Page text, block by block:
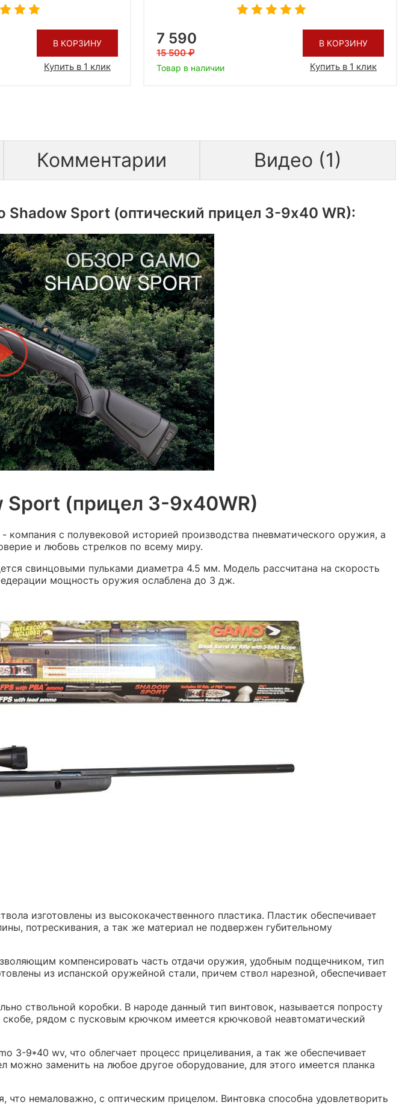
В КОРЗИНУ
Купить в 1 клик
7 590
15 500
Товар в наличии
В КОРЗИНУ
Купить в 1 клик
Комментарии Видео (1)
Shadow Sport (оптический прицел 3-9х40 WR):
Sport (прицел 3-9х40WR)
с полувековой историей производства пневматического оружия, а
и любовь стрелков по всему миру.
свинцовыми пульками диаметра 4.5 мм. Модель рассчитана на скорость
мощность оружия ослаблена до 3 дж.
изготовлены из высококачественного пластика. Пластик обеспечивает
потрескивания, а так же материал не подвержен губительному
компенсировать часть отдачи оружия, удобным подщечником, тип
из испанской оружейной стали, причем ствол нарезной, обеспечивает
ствольной коробки. В народе данный тип винтовок, называется попросту
рядом с пусковым крючком имеется крючковой неавтоматический
3-9*40 wv, что облегчает процесс прицеливания, а так же обеспечивает
заменить на любое другое оборудование, для этого имеется планка
немаловажно, с оптическим прицелом. Винтовка способна удовлетворить